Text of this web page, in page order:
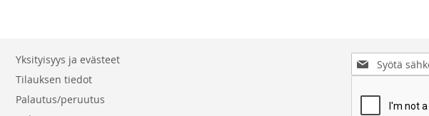
Tilaa
uutiskirjeemme:
Yksityisyys ja evästeet
Tilauksen tiedot
Palautus/peruutus